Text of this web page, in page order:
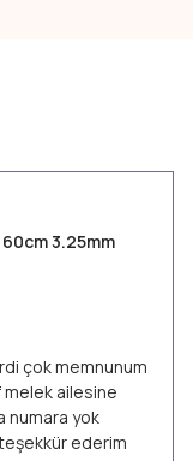
3.25mm
çok memnunum
melek ailesine
numara yok
ederim